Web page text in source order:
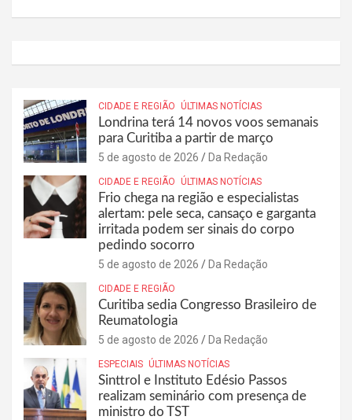
CIDADE E REGIÃO ÚLTIMAS NOTÍCIAS
Londrina terá 14 novos voos semanais
para Curitiba a partir de março
5 de agosto de 2026 Da Redação
CIDADE E REGIÃO ÚLTIMAS NOTÍCIAS
Frio chega na região e especialistas
alertam: pele seca, cansaço e garganta
irritada podem ser sinais do corpo
pedindo socorro
5 de agosto de 2026 Da Redação
CIDADE E REGIÃO
Curitiba sedia Congresso Brasileiro de
Reumatologia
5 de agosto de 2026 Da Redação
ESPECIAIS ÚLTIMAS NOTÍCIAS
Sinttrol e Instituto Edésio Passos
realizam seminário com presença de
ministro do TST